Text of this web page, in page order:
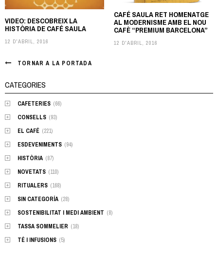
CAFÉ SAULA RET HOMENATGE
AL MODERNISME AMB EL NOU
CAFÈ “PREMIUM BARCELONA”
12 D'ABRIL, 2016
VIDEO: DESCOBREIX LA
HISTÒRIA DE CAFÉ SAULA
12 D'ABRIL, 2016
TORNAR A LA PORTADA
CATEGORIES
CAFETERIES (66)
CONSELLS (93)
EL CAFÉ (221)
ESDEVENIMENTS (94)
HISTÒRIA (87)
NOVETATS (110)
RITUALERS (168)
SIN CATEGORÍA (28)
SOSTENIBILITAT I MEDI AMBIENT (8)
TASSA SOMMELIER (18)
TÉ I INFUSIONS (5)